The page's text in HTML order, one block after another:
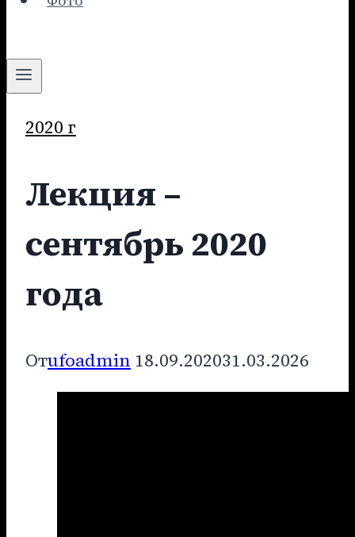
2020 г
Лекция –
сентябрь 2020
года
Отufoadmin 18.09.202031.03.2026